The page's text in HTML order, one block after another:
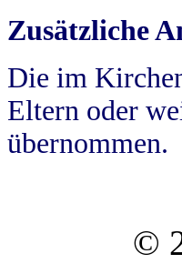
Zusätzliche
Die im
Eltern oder
übernommen.
©